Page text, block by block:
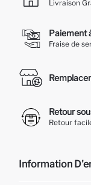
Livraison
Paiement
Fraise de
Retour
Retour
Information